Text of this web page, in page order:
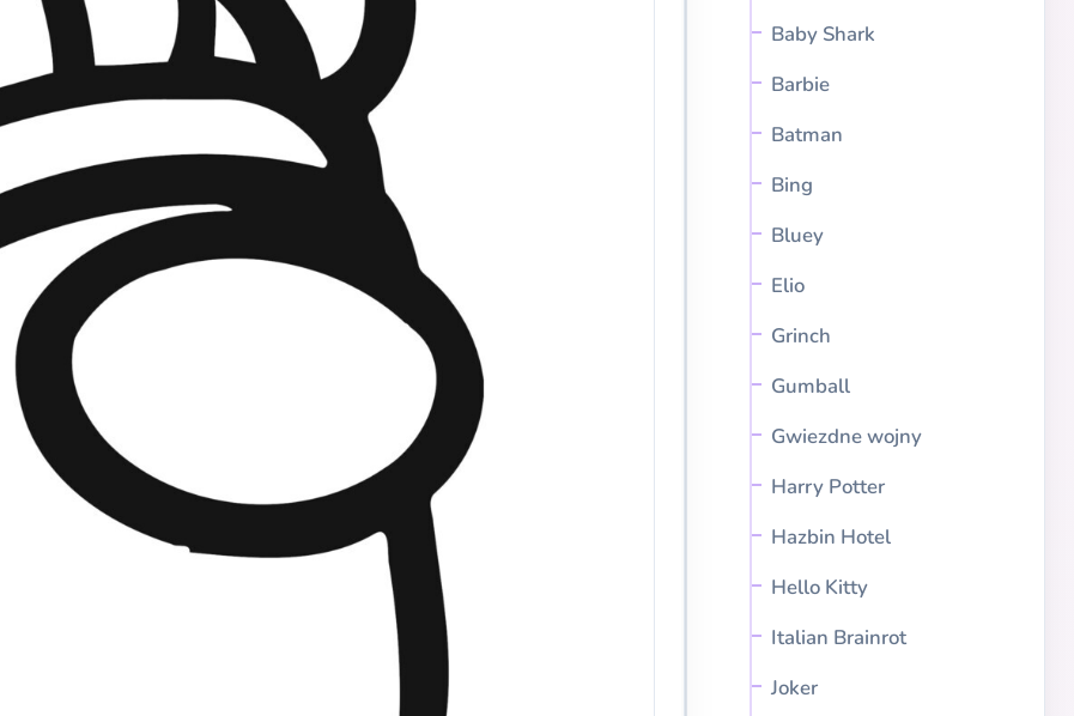
Baby Shark
Barbie
Batman
Bing
Bluey
Elio
Grinch
Gumball
Gwiezdne wojny
Harry Potter
Hazbin Hotel
Hello Kitty
Italian Brainrot
Joker